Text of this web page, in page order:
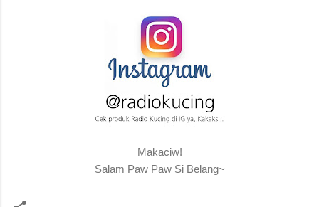
Makaciw!
Salam Paw Paw Si Belang~